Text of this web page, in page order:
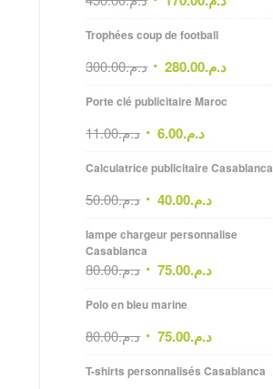
Trophées coup de football
د.م.300.00 د.م.280.00
Porte clé publicitaire Maroc
د.م.11.00 د.م.6.00
Calculatrice publicitaire Casablanca
د.م.50.00 د.م.40.00
lampe chargeur personnalise
Casablanca
د.م.80.00 د.م.75.00
Polo en bleu marine
د.م.80.00 د.م.75.00
T-shirts personnalisés Casablanca